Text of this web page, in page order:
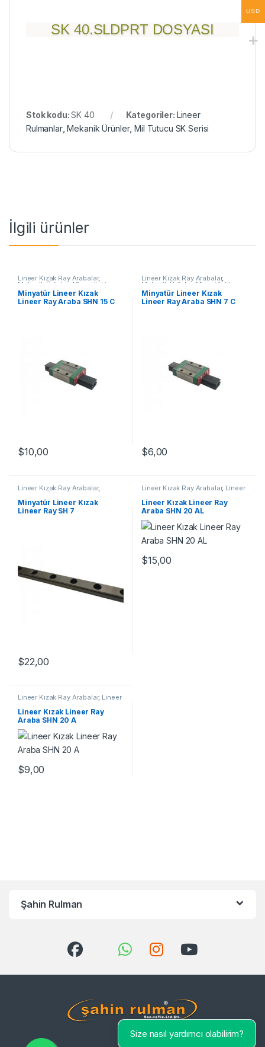
SK 40.SLDPRT DOSYASI
Stok kodu:SK 40 Kategoriler: Lineer
Rulmanlar,Mekanik Ürünler,Mil Tutucu SK Serisi
İlgili ürünler
Lineer Kızak Ray Arabalar,
Mekanik Ürünler Minyatür Lineer
Ray Araba SHN C Serisi
Minyatür Lineer Kızak
Lineer Ray Araba SHN 15 C
$10,00
Lineer Kızak Ray Arabalar,
Mekanik Ürünler Minyatür Lineer
Ray Araba SHN C Serisi
Minyatür Lineer Kızak
Lineer Ray Araba SHN 7 C
$6,00
Lineer Kızak Ray Arabalar,
Mekanik Ürünler, Minyatür Lineer
Kızak Lineer Ray SH Serisi
Minyatür Lineer Kızak
Lineer Ray SH 7
$22,00
Lineer Kızak Ray Arabalar, Lineer
Ray Araba SHN AL Serisi
Mekanik Ürünler
Lineer Kızak Lineer Ray
Araba SHN 20 AL
$15,00
Lineer Kızak Ray Arabalar, Lineer
Ray Araba SHN A Serisi Mekanik
Ürünler
Lineer Kızak Lineer Ray
Araba SHN 20 A
$9,00
Şahin Rulman
USD
Size nasıl yardımcı olabilirim?